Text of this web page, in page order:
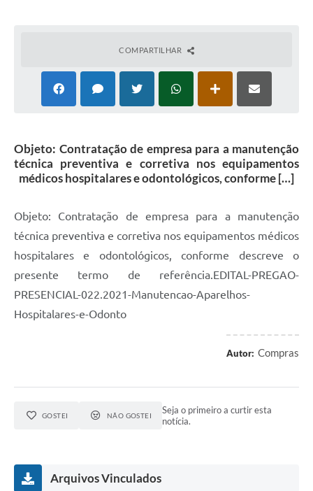
COMPARTILHAR
Objeto: Contratação de empresa para a manutenção
técnica preventiva e corretiva nos equipamentos
médicos hospitalares e odontológicos, conforme […]
Objeto: Contratação de empresa para a manutenção
técnica preventiva e corretiva nos equipamentos médicos
hospitalares e odontológicos, conforme descreve o
presente termo de referência.EDITAL-PREGAO-
PRESENCIAL-022.2021-Manutencao-Aparelhos-
Hospitalares-e-Odonto
Autor: Compras
GOSTEI NÃO GOSTEI
Seja o primeiro a curtir esta
notícia.
Arquivos Vinculados